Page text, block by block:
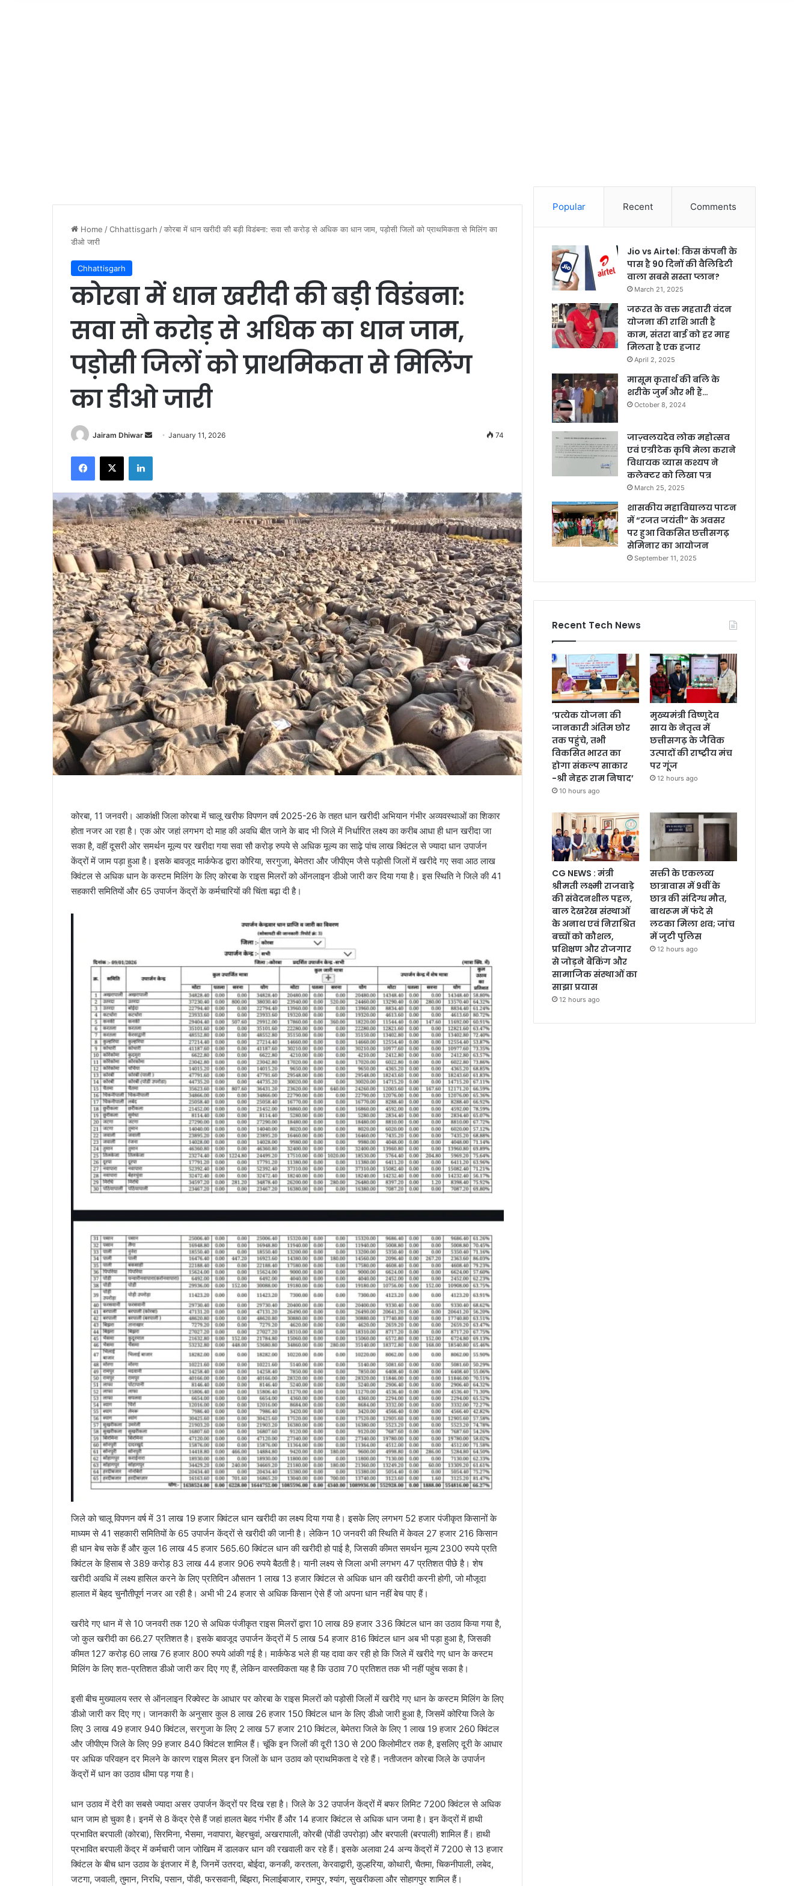
Home /Chhattisgarh /कोरबा में धान खरीदी की बड़ी विडंबना: सवा सौ करोड़ से अधिक का धान जाम, पड़ोसी जिलों को प्राथमिकता से मिलिंग का
डीओ जारी
Chhattisgarh
कोरबा में धान खरीदी की बड़ी विडंबना:
सवा सौ करोड़ से अधिक का धान जाम,
पड़ोसी जिलों को प्राथमिकता से मिलिंग
का डीओ जारी
Jairam Dhiwar
Send January 11, 2026 74
Facebook
X LinkedIn
कोरबा, 11 जनवरी। आकांक्षी जिला कोरबा में चालू खरीफ विपणन वर्ष 2025-26 के तहत धान खरीदी अभियान गंभीर अव्यवस्थाओं का शिकार
होता नजर आ रहा है। एक ओर जहां लगभग दो माह की अवधि बीत जाने के बाद भी जिले में निर्धारित लक्ष्य का करीब आधा ही धान खरीदा जा
सका है, वहीं दूसरी ओर समर्थन मूल्य पर खरीदा गया सवा सौ करोड़ रुपये से अधिक मूल्य का साढ़े पांच लाख क्विंटल से ज्यादा धान उपार्जन
केंद्रों में जाम पड़ा हुआ है। इसके बावजूद मार्कफेड द्वारा कोरिया, सरगुजा, बेमेतरा और जीपीएम जैसे पड़ोसी जिलों में खरीदे गए सवा आठ लाख
क्विंटल से अधिक धान के कस्टम मिलिंग के लिए कोरबा के राइस मिलरों को ऑनलाइन डीओ जारी कर दिया गया है। इस स्थिति ने जिले की 41
सहकारी समितियों और 65 उपार्जन केंद्रों के कर्मचारियों की चिंता बढ़ा दी है।
जिले को चालू विपणन वर्ष में 31 लाख 19 हजार क्विंटल धान खरीदी का लक्ष्य दिया गया है। इसके लिए लगभग 52 हजार पंजीकृत किसानों के
माध्यम से 41 सहकारी समितियों के 65 उपार्जन केंद्रों से खरीदी की जानी है। लेकिन 10 जनवरी की स्थिति में केवल 27 हजार 216 किसान
ही धान बेच सके हैं और कुल 16 लाख 45 हजार 565.60 क्विंटल धान की खरीदी हो पाई है, जिसकी कीमत समर्थन मूल्य 2300 रुपये प्रति
क्विंटल के हिसाब से 389 करोड़ 83 लाख 44 हजार 906 रुपये बैठती है। यानी लक्ष्य से जिला अभी लगभग 47 प्रतिशत पीछे है। शेष
खरीदी अवधि में लक्ष्य हासिल करने के लिए प्रतिदिन औसतन 1 लाख 13 हजार क्विंटल से अधिक धान की खरीदी करनी होगी, जो मौजूदा
हालात में बेहद चुनौतीपूर्ण नजर आ रही है। अभी भी 24 हजार से अधिक किसान ऐसे हैं जो अपना धान नहीं बेच पाए हैं।
खरीदे गए धान में से 10 जनवरी तक 120 से अधिक पंजीकृत राइस मिलरों द्वारा 10 लाख 89 हजार 336 क्विंटल धान का उठाव किया गया है,
जो कुल खरीदी का 66.27 प्रतिशत है। इसके बावजूद उपार्जन केंद्रों में 5 लाख 54 हजार 816 क्विंटल धान अब भी पड़ा हुआ है, जिसकी
कीमत 127 करोड़ 60 लाख 76 हजार 800 रुपये आंकी गई है। मार्कफेड भले ही यह दावा कर रही हो कि जिले में खरीदे गए धान के कस्टम
मिलिंग के लिए शत-प्रतिशत डीओ जारी कर दिए गए हैं, लेकिन वास्तविकता यह है कि उठाव 70 प्रतिशत तक भी नहीं पहुंच सका है।
इसी बीच मुख्यालय स्तर से ऑनलाइन रिक्वेस्ट के आधार पर कोरबा के राइस मिलरों को पड़ोसी जिलों में खरीदे गए धान के कस्टम मिलिंग के लिए
डीओ जारी कर दिए गए। जानकारी के अनुसार कुल 8 लाख 26 हजार 150 क्विंटल धान के लिए डीओ जारी हुआ है, जिसमें कोरिया जिले के
लिए 3 लाख 49 हजार 940 क्विंटल, सरगुजा के लिए 2 लाख 57 हजार 210 क्विंटल, बेमेतरा जिले के लिए 1 लाख 19 हजार 260 क्विंटल
और जीपीएम जिले के लिए 99 हजार 840 क्विंटल शामिल हैं। चूंकि इन जिलों की दूरी 130 से 200 किलोमीटर तक है, इसलिए दूरी के आधार
पर अधिक परिवहन दर मिलने के कारण राइस मिलर इन जिलों के धान उठाव को प्राथमिकता दे रहे हैं। नतीजतन कोरबा जिले के उपार्जन
केंद्रों में धान का उठाव धीमा पड़ गया है।
धान उठाव में देरी का सबसे ज्यादा असर उपार्जन केंद्रों पर दिख रहा है। जिले के 32 उपार्जन केंद्रों में बफर लिमिट 7200 क्विंटल से अधिक
धान जाम हो चुका है। इनमें से 8 केंद्र ऐसे हैं जहां हालत बेहद गंभीर हैं और 14 हजार क्विंटल से अधिक धान जमा है। इन केंद्रों में हाथी
प्रभावित बरपाली (कोरबा), सिरमिना, भैसमा, नवापारा, बेहरचुवां, अखरापाली, कोरबी (पोंडी उपरोड़ा) और बरपाली (बरपाली) शामिल हैं। हाथी
प्रभावित बरपाली केंद्र में कर्मचारी जान जोखिम में डालकर धान की रखवाली कर रहे हैं। इसके अलावा 24 अन्य केंद्रों में 7200 से 13 हजार
क्विंटल के बीच धान उठाव के इंतजार में है, जिनमें उतरदा, बोईदा, कनकी, करतला, केरवाद्वारी, कुल्हरिया, कोथारी, चैतमा, चिकनीपाली, लबेद,
जटगा, जवाली, तुमान, निरधि, पसान, पोंडी, फरसवानी, बिंझरा, भिलाईबाजार, रामपुर, श्यांग, सुखरीकला और सोहागपुर शामिल हैं।
Popular Recent Comments
Jio vs Airtel: किस कंपनी के
पास है 90 दिनों की वैलिडिटी
वाला सबसे सस्ता प्लान?
March 21, 2025
जरूरत के वक्त महतारी वंदन
योजना की राशि आती है
काम, संतरा बाई को हर माह
मिलता है एक हजार
April 2, 2025
मासूम कृतार्थ की बलि के
शरीके जुर्म और भी हैं…
October 8, 2024
जाज़्वलयदेव लोक महोत्सव
एवं एग्रीटेक कृषि मेला कराने
विधायक व्यास कश्यप ने
कलेक्टर को लिखा पत्र
March 25, 2025
शासकीय महाविद्यालय पाटन
में “रजत जयंती” के अवसर
पर हुआ विकसित छत्तीसगढ़
सेमिनार का आयोजन
September 11, 2025
Recent Tech News
’प्रत्येक योजना की
जानकारी अंतिम छोर
तक पहुंचे, तभी
विकसित भारत का
होगा संकल्प साकार
-श्री नेहरू राम निषाद’
10 hours ago
मुख्यमंत्री विष्णुदेव
साय के नेतृत्व में
छत्तीसगढ़ के जैविक
उत्पादों की राष्ट्रीय मंच
पर गूंज
12 hours ago
CG NEWS : मंत्री
श्रीमती लक्ष्मी राजवाड़े
की संवेदनशील पहल,
बाल देखरेख संस्थाओं
के अनाथ एवं निराश्रित
बच्चों को कौशल,
प्रशिक्षण और रोजगार
से जोड़ने बैंकिंग और
सामाजिक संस्थाओं का
साझा प्रयास
12 hours ago
सक्ती के एकलव्य
छात्रावास में 9वीं के
छात्र की संदिग्ध मौत,
बाथरूम में फंदे से
लटका मिला शव; जांच
में जुटी पुलिस
12 hours ago